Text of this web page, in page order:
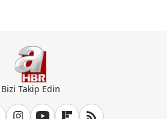
Bizi Takip Edin